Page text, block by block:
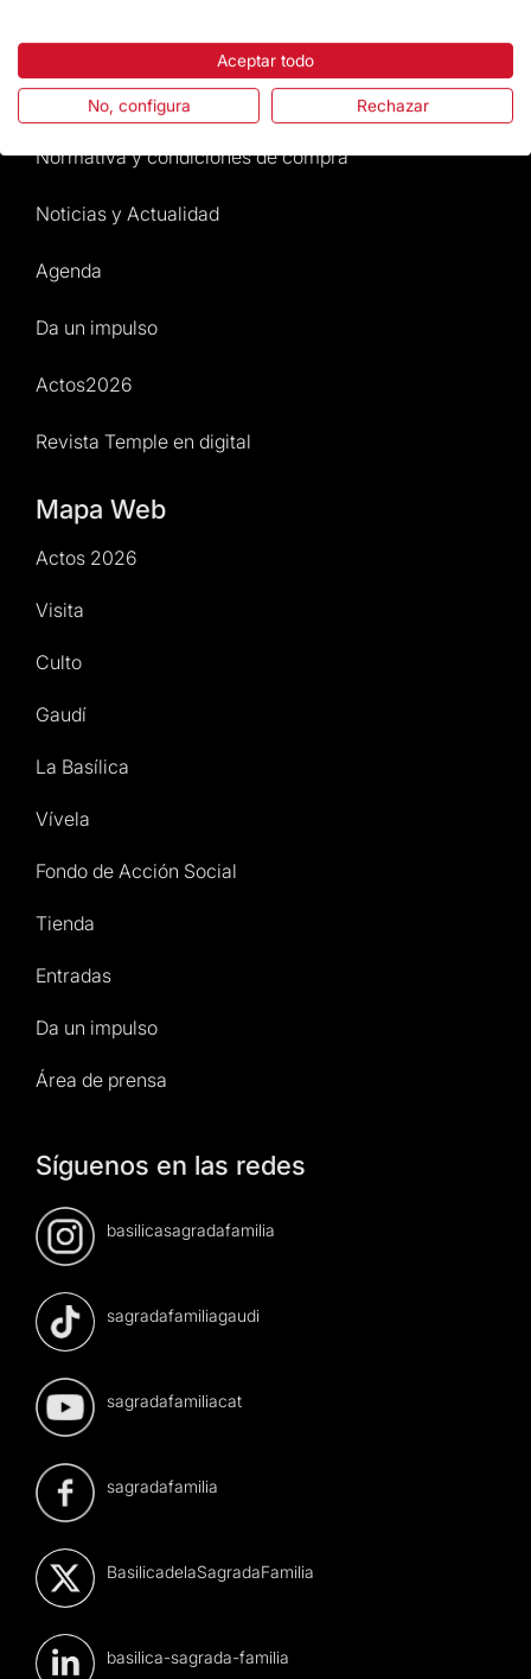
Preguntas frecuentes
Atención al Visitante
Normativa y condiciones de compra
Noticias y Actualidad
Agenda
Da un impulso
Actos2026
Revista Temple en digital
Mapa Web
Actos 2026
Visita
Culto
Gaudí
La Basílica
Vívela
Fondo de Acción Social
Tienda
Entradas
Da un impulso
Área de prensa
Síguenos en las redes
basilicasagradafamilia
sagradafamiliagaudi
sagradafamiliacat
sagradafamilia
BasilicadelaSagradaFamilia
basilica-sagrada-familia
Aceptar todo
No, configura Rechazar